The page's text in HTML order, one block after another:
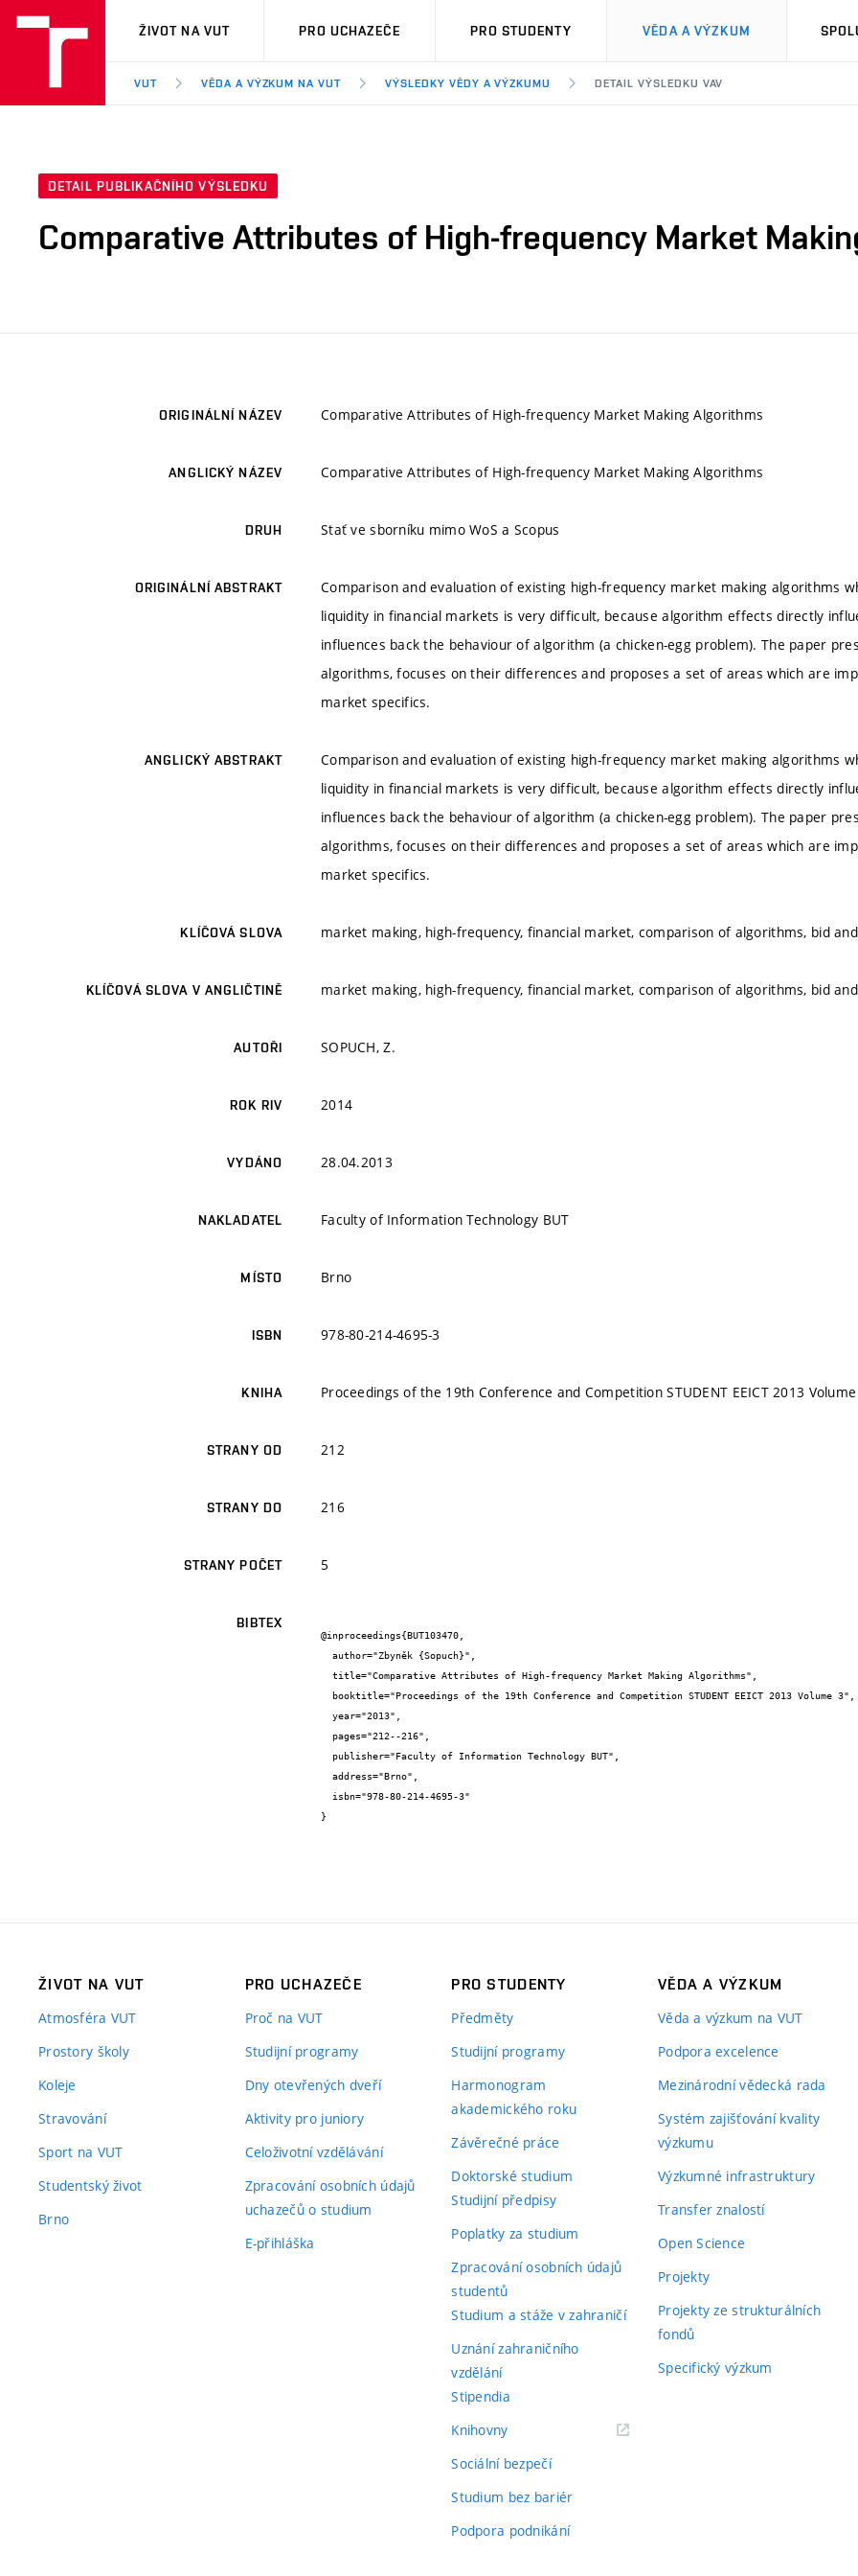
VUT
ŽIVOT NA VUT PRO UCHAZEČE PRO STUDENTY VĚDA A VÝZKUM
VUT VĚDA A VÝZKUM NA VUT VÝSLEDKY VĚDY A VÝZKUMU DETAIL VÝSLEDKU VAV
DETAIL PUBLIKAČNÍHO VÝSLEDKU
Comparative Attributes of High-frequency Market
ORIGINÁLNÍ NÁZEV Comparative Attributes of High-frequency Market Making Algorithms
ANGLICKÝ NÁZEV Comparative Attributes of High-frequency Market Making Algorithms
DRUH Stať ve sborníku mimo WoS a Scopus
ORIGINÁLNÍ ABSTRAKT
Comparison and evaluation of existing high-frequency market making algorithms
liquidity in financial markets is very difficult, because algorithm effects directly
influences back the behaviour of algorithm (a chicken-egg problem). The paper
algorithms, focuses on their differences and proposes a set of areas which are
market specifics.
ANGLICKÝ ABSTRAKT
Comparison and evaluation of existing high-frequency market making algorithms
liquidity in financial markets is very difficult, because algorithm effects directly
influences back the behaviour of algorithm (a chicken-egg problem). The paper
algorithms, focuses on their differences and proposes a set of areas which are
market specifics.
KLÍČOVÁ SLOVA market making, high-frequency, financial market, comparison of algorithms, bid
KLÍČOVÁ SLOVA V ANGLIČTINĚ market making, high-frequency, financial market, comparison of algorithms, bid
AUTOŘI SOPUCH, Z.
ROK RIV 2014
VYDÁNO 28.04.2013
NAKLADATEL Faculty of Information Technology BUT
MÍSTO Brno
ISBN 978-80-214-4695-3
KNIHA Proceedings of the 19th Conference and Competition STUDENT EEICT 2013
STRANY OD 212
STRANY DO 216
STRANY POČET 5
BIBTEX
@inproceedings{BUT103470,
}
ŽIVOT NA VUT
Atmosféra VUT
Prostory školy
Koleje
Stravování
Sport na VUT
Studentský život
Brno
PRO UCHAZEČE
Proč na VUT
Studijní programy
Dny otevřených dveří
Aktivity pro juniory
Celoživotní vzdělávání
Zpracování osobních údajů
uchazečů o studium
E-přihláška
PRO STUDENTY
Předměty
Studijní programy
Harmonogram
akademického roku
Závěrečné práce
Doktorské studium
Studijní předpisy
Poplatky za studium
Zpracování osobních údajů
studentů
Studium a stáže v zahraničí
Uznání zahraničního
vzdělání
Stipendia
Knihovny(externí
Sociální bezpečí
Studium bez bariér
Podpora podnikání
VĚDA A VÝZKUM
Věda a výzkum na VUT
Podpora excelence
Mezinárodní vědecká rada
Systém zajišťování kvality
výzkumu
Výzkumné infrastruktury
Transfer znalostí
Open Science
Projekty
Projekty ze strukturálních
fondů
Specifický výzkum